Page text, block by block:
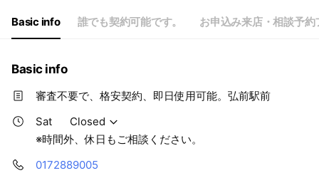
Closed
※時間外、休日もご相談ください。
Basic info 誰でも契約可能です。 お申込み来店・相談予約
Basic info
審査不要で、格安契約、即日使用可能。弘前駅前
Sat
Closed
※時間外、休日もご相談ください。
0172889005